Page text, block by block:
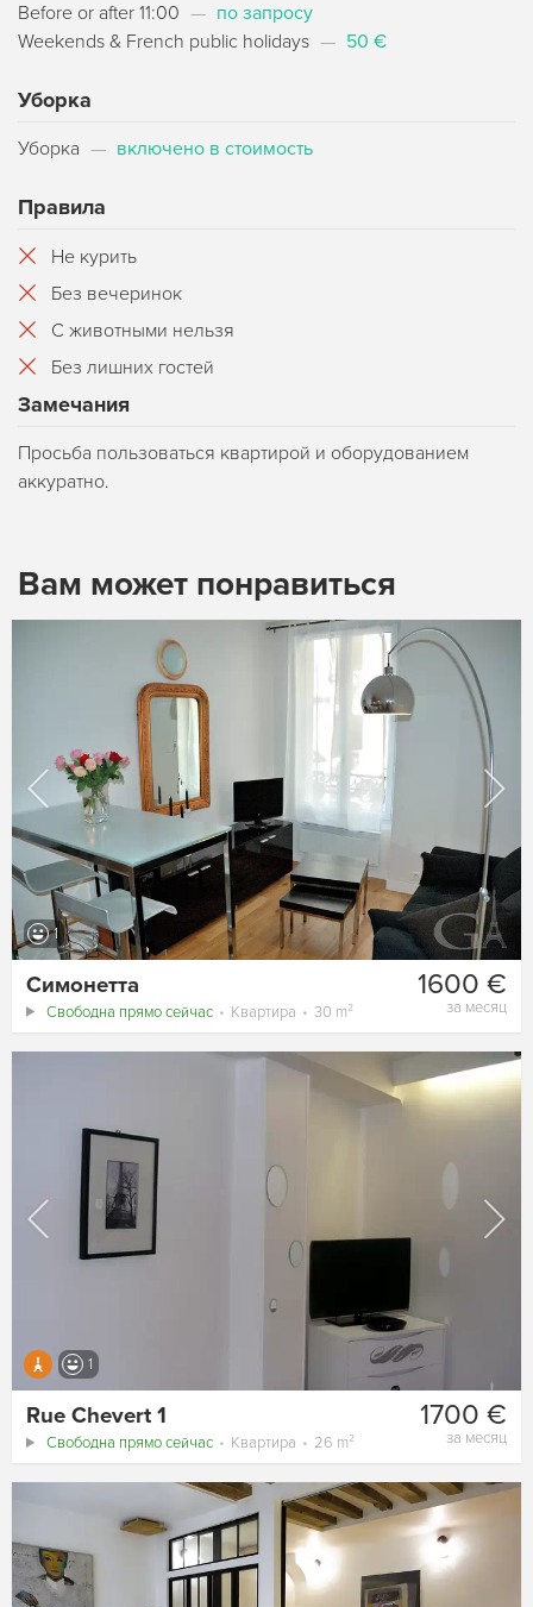
Before or after 11:00 — по запросу
Weekends & French public holidays — 50 €
Уборка
Уборка — включено в стоимость
Правила
Не курить
Без вечеринок
С животными нельзя
Без лишних гостей
Замечания
Просьба пользоваться квартирой и оборудованием
аккуратно.
Вам может понравиться
1
1600 €
за месяц
Симонетта
Свободна прямо сейчас Квартира 30 m²
1
1700 €
за месяц
Rue Chevert 1
Свободна прямо сейчас Квартира 26 m²